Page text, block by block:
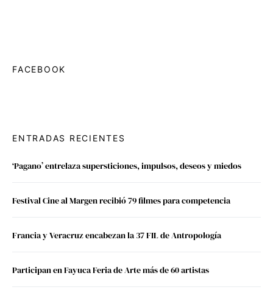
FACEBOOK
ENTRADAS RECIENTES
‘Pagano’ entrelaza supersticiones, impulsos, deseos y miedos
Festival Cine al Margen recibió 79 filmes para competencia
Francia y Veracruz encabezan la 37 FIL de Antropología
Participan en Fayuca Feria de Arte más de 60 artistas